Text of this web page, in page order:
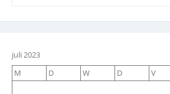
juli 2023
M
D W D V